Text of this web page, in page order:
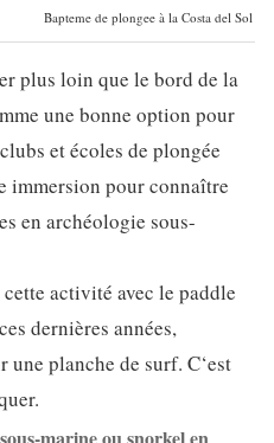
Bapteme de plongee à la Costa del Sol
plus loin que le bord de la
une bonne option pour
et écoles de plongée
immersion pour connaître
en archéologie sous-
activité avec le paddle
dernières années,
une planche de surf. C‘est